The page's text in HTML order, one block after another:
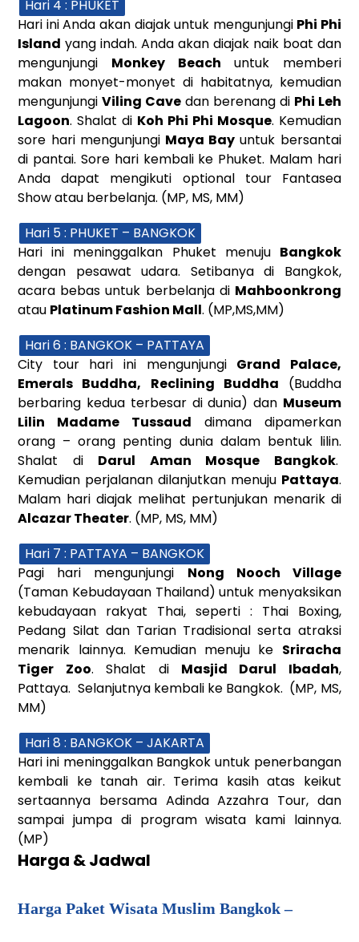
Hari 4 : PHUKET
Hari ini Anda akan diajak untuk mengunjungi Phi Phi
Island yang indah. Anda akan diajak naik boat dan
mengunjungi Monkey Beach untuk memberi
makan monyet-monyet di habitatnya, kemudian
mengunjungiViling Cave dan berenang di Phi Leh
Lagoon. Shalat di Koh Phi Phi Mosque. Kemudian
sore hari mengunjungi Maya Bay untuk bersantai
di pantai. Sore hari kembali ke Phuket. Malam hari
Anda dapat mengikuti optional tour Fantasea
Show atau berbelanja. (MP, MS, MM)
Hari 5 : PHUKET – BANGKOK
Hari ini meninggalkan Phuket menuju Bangkok
dengan pesawat udara. Setibanya di Bangkok,
acara bebas untuk berbelanja di Mahboonkrong
atau Platinum Fashion Mall. (MP,MS,MM)
Hari 6 : BANGKOK – PATTAYA
City tour hari ini mengunjungi Grand Palace,
Emerals Buddha, Reclining Buddha (Buddha
berbaring kedua terbesar di dunia) dan Museum
Lilin Madame Tussaud dimana dipamerkan
orang – orang penting dunia dalam bentuk lilin.
Shalat di Darul Aman Mosque Bangkok.
Kemudian perjalanan dilanjutkan menuju Pattaya.
Malam hari diajak melihat pertunjukan menarik di
Alcazar Theater. (MP, MS, MM)
Hari 7 : PATTAYA – BANGKOK
Pagi hari mengunjungi Nong Nooch Village
(Taman Kebudayaan Thailand) untuk menyaksikan
kebudayaan rakyat Thai, seperti : Thai Boxing,
Pedang Silat dan Tarian Tradisional serta atraksi
menarik lainnya. Kemudian menuju ke Sriracha
Tiger Zoo. Shalat di Masjid Darul Ibadah,
Pattaya. Selanjutnya kembali ke Bangkok. (MP, MS,
MM)
Hari 8 : BANGKOK – JAKARTA
Hari ini meninggalkan Bangkok untuk penerbangan
kembali ke tanah air. Terima kasih atas keikut
sertaannya bersama Adinda Azzahra Tour, dan
sampai jumpa di program wisata kami lainnya.
(MP)
Harga & Jadwal
Harga Paket Wisata Muslim Bangkok –